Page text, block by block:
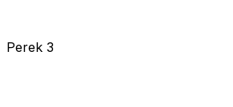
Perek 3